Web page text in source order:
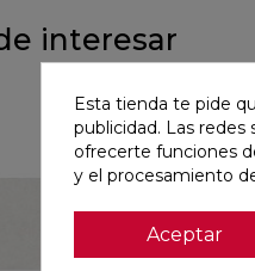
interesar
Esta tienda te pide
publicidad. Las redes
ofrecerte funciones
y el procesamiento
Aceptar